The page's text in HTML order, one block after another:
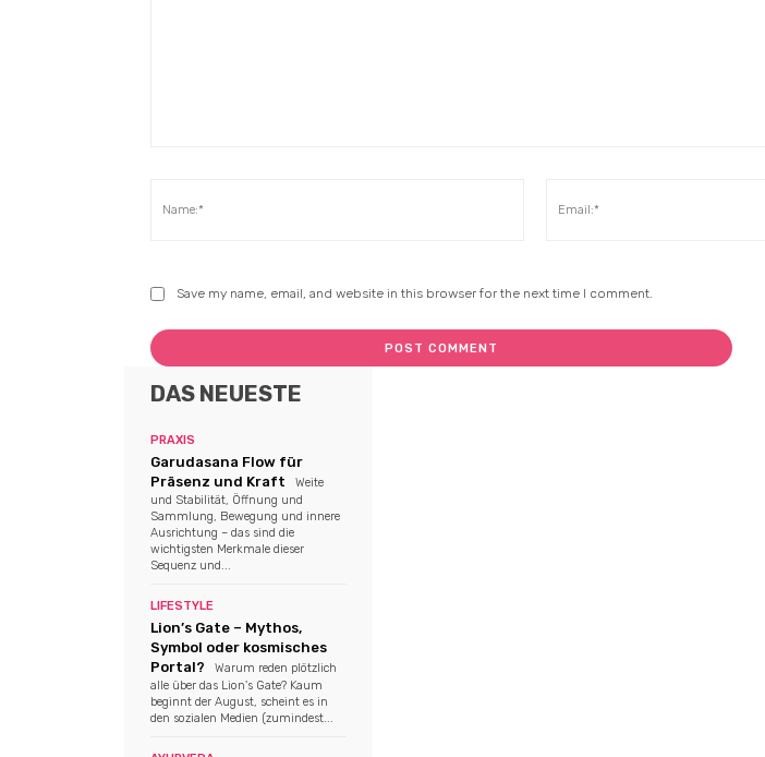
Save my name, email, and website in this browser for the next time I comment.
DAS NEUESTE
PRAXIS
Garudasana Flow für
Präsenz und Kraft
Weite
und Stabilität, Öffnung und
Sammlung, Bewegung und innere
Ausrichtung – das sind die
wichtigsten Merkmale dieser
Sequenz und...
LIFESTYLE
Lion’s Gate – Mythos,
Symbol oder kosmisches
Portal?
Warum reden plötzlich
alle über das Lion's Gate? Kaum
beginnt der August, scheint es in
den sozialen Medien (zumindest...